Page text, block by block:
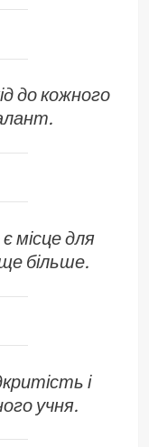
до кожного
місце для
ще більше.
і
учня.